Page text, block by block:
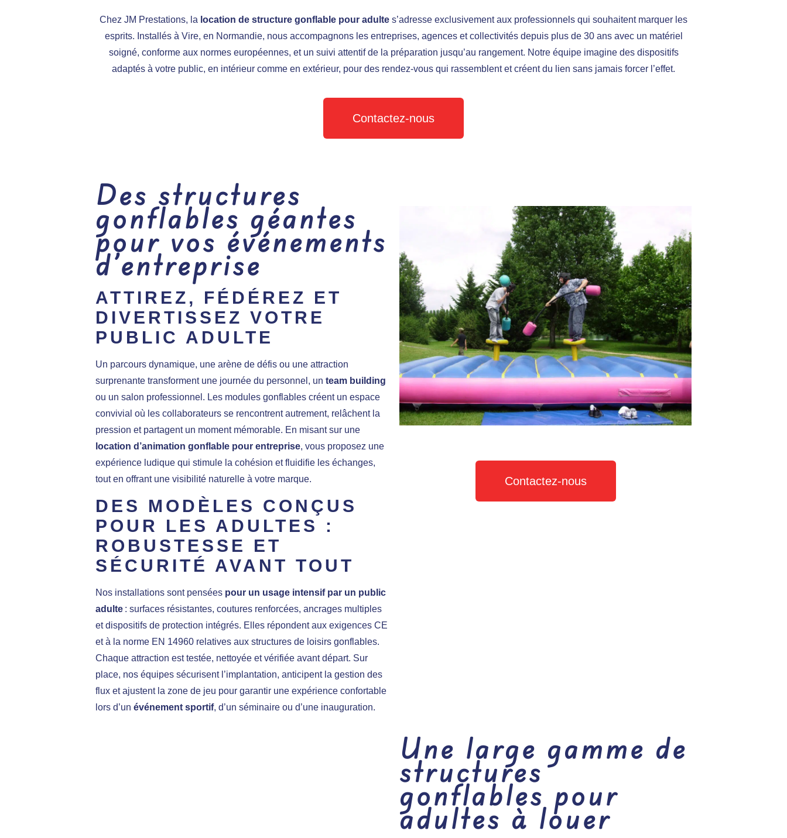
Chez JM Prestations, la location de structure gonflable pour adulte s’adresse exclusivement aux professionnels qui souhaitent marquer les
esprits. Installés à Vire, en Normandie, nous accompagnons les entreprises, agences et collectivités depuis plus de 30 ans avec un matériel
soigné, conforme aux normes européennes, et un suivi attentif de la préparation jusqu’au rangement. Notre équipe imagine des dispositifs
adaptés à votre public, en intérieur comme en extérieur, pour des rendez-vous qui rassemblent et créent du lien sans jamais forcer l’effet.
Contactez-nous
Des structures
gonflables géantes
pour vos événements
d’entreprise
ATTIREZ, FÉDÉREZ ET
DIVERTISSEZ VOTRE
PUBLIC ADULTE
Un parcours dynamique, une arène de défis ou une attraction
surprenante transforment une journée du personnel, un team building
ou un salon professionnel. Les modules gonflables créent un espace
convivial où les collaborateurs se rencontrent autrement, relâchent la
pression et partagent un moment mémorable. En misant sur une
location d’animation gonflable pour entreprise, vous proposez une
expérience ludique qui stimule la cohésion et fluidifie les échanges,
tout en offrant une visibilité naturelle à votre marque.
DES MODÈLES CONÇUS
POUR LES ADULTES :
ROBUSTESSE ET
SÉCURITÉ AVANT TOUT
Nos installations sont penséespour un usage intensif par un public
adulte: surfaces résistantes, coutures renforcées, ancrages multiples
et dispositifs de protection intégrés. Elles répondent aux exigences CE
et à la norme EN 14960 relatives aux structures de loisirs gonflables.
Chaque attraction est testée, nettoyée et vérifiée avant départ. Sur
place, nos équipes sécurisent l’implantation, anticipent la gestion des
flux et ajustent la zone de jeu pour garantir une expérience confortable
lors d’un événement sportif, d’un séminaire ou d’une inauguration.
Contactez-nous
Une large gamme de
structures
gonflables pour
adultes à louer